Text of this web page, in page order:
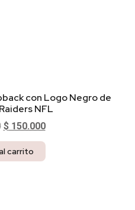
con Logo Negro de
NFL
$150.000
carrito